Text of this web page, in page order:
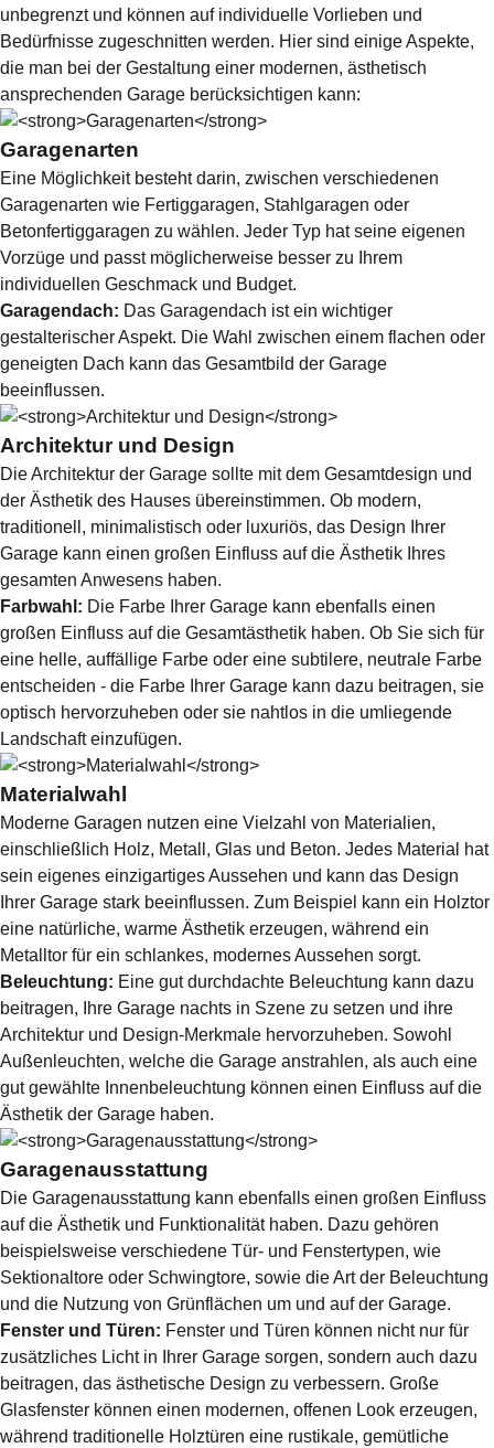
unbegrenzt und können auf individuelle Vorlieben und
Bedürfnisse zugeschnitten werden. Hier sind einige Aspekte,
die man bei der Gestaltung einer modernen, ästhetisch
ansprechenden Garage berücksichtigen kann:
Garagenarten
Eine Möglichkeit besteht darin, zwischen verschiedenen
Garagenarten wie Fertiggaragen, Stahlgaragen oder
Betonfertiggaragen zu wählen. Jeder Typ hat seine eigenen
Vorzüge und passt möglicherweise besser zu Ihrem
individuellen Geschmack und Budget.
Garagendach: Das Garagendach ist ein wichtiger
gestalterischer Aspekt. Die Wahl zwischen einem flachen oder
geneigten Dach kann das Gesamtbild der Garage
beeinflussen.
Architektur und Design
Die Architektur der Garage sollte mit dem Gesamtdesign und
der Ästhetik des Hauses übereinstimmen. Ob modern,
traditionell, minimalistisch oder luxuriös, das Design Ihrer
Garage kann einen großen Einfluss auf die Ästhetik Ihres
gesamten Anwesens haben.
Farbwahl: Die Farbe Ihrer Garage kann ebenfalls einen
großen Einfluss auf die Gesamtästhetik haben. Ob Sie sich für
eine helle, auffällige Farbe oder eine subtilere, neutrale Farbe
entscheiden - die Farbe Ihrer Garage kann dazu beitragen, sie
optisch hervorzuheben oder sie nahtlos in die umliegende
Landschaft einzufügen.
Materialwahl
Moderne Garagen nutzen eine Vielzahl von Materialien,
einschließlich Holz, Metall, Glas und Beton. Jedes Material hat
sein eigenes einzigartiges Aussehen und kann das Design
Ihrer Garage stark beeinflussen. Zum Beispiel kann ein Holztor
eine natürliche, warme Ästhetik erzeugen, während ein
Metalltor für ein schlankes, modernes Aussehen sorgt.
Beleuchtung: Eine gut durchdachte Beleuchtung kann dazu
beitragen, Ihre Garage nachts in Szene zu setzen und ihre
Architektur und Design-Merkmale hervorzuheben. Sowohl
Außenleuchten, welche die Garage anstrahlen, als auch eine
gut gewählte Innenbeleuchtung können einen Einfluss auf die
Ästhetik der Garage haben.
Garagenausstattung
Die Garagenausstattung kann ebenfalls einen großen Einfluss
auf die Ästhetik und Funktionalität haben. Dazu gehören
beispielsweise verschiedene Tür- und Fenstertypen, wie
Sektionaltore oder Schwingtore, sowie die Art der Beleuchtung
und die Nutzung von Grünflächen um und auf der Garage.
Fenster und Türen: Fenster und Türen können nicht nur für
zusätzliches Licht in Ihrer Garage sorgen, sondern auch dazu
beitragen, das ästhetische Design zu verbessern. Große
Glasfenster können einen modernen, offenen Look erzeugen,
während traditionelle Holztüren eine rustikale, gemütliche